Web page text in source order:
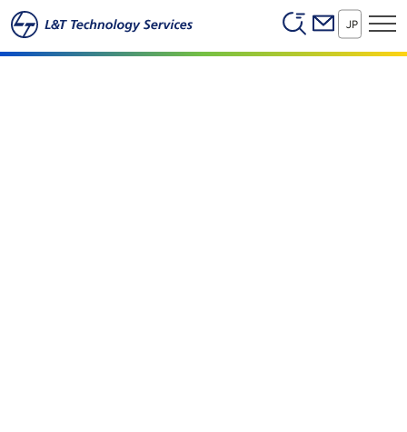
本文へスキップ Header
JP
製品テストとバリデーション